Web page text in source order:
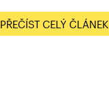
PŘEČÍST CELÝ ČLÁNEK